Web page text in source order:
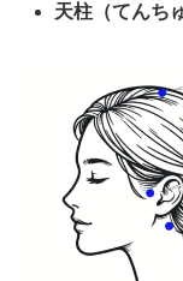
天柱（てんち